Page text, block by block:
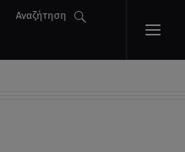
Αναζήτηση